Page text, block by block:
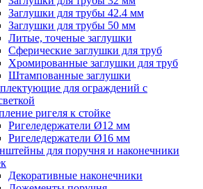
Заглушки для трубы 42.4 мм
Заглушки для трубы 50 мм
Литые, точеные заглушки
Сферические заглушки для труб
Хромированные заглушки для труб
Штампованные заглушки
для ограждений с
ригеля к стойке
Ригеледержатели Ø12 мм
Ригеледержатели Ø16 мм
для поручня и наконечники
Декоративные наконечники